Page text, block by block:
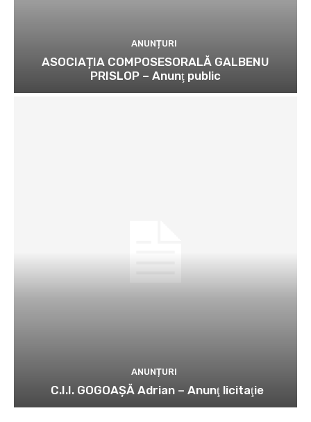
ANUNȚURI
ASOCIAȚIA COMPOSESORALĂ GALBENU
PRISLOP – Anunţ public
ANUNȚURI
C.I.I. GOGOAŞĂ Adrian – Anunţ licitaţie